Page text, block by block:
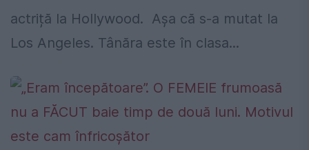
actriță la Hollywood. Așa că s-a mutat la
Los Angeles. Tânăra este în clasa...